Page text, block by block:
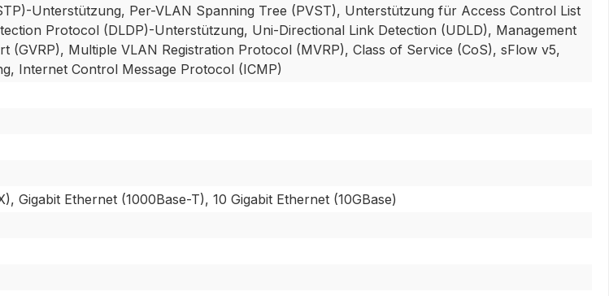
Unterstützung, Per-VLAN Spanning Tree (PVST), Unterstützung für Access Control List
Protocol (DLDP)-Unterstützung, Uni-Directional Link Detection (UDLD), Management
(GVRP), Multiple VLAN Registration Protocol (MVRP), Class of Service (CoS), sFlow v5,
Internet Control Message Protocol (ICMP)
Gigabit Ethernet (1000Base-T), 10 Gigabit Ethernet (10GBase)